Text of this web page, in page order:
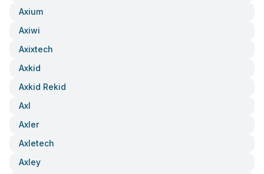
Axium
Axiwi
Axixtech
Axkid
Axkid Rekid
Axl
Axler
Axletech
Axley